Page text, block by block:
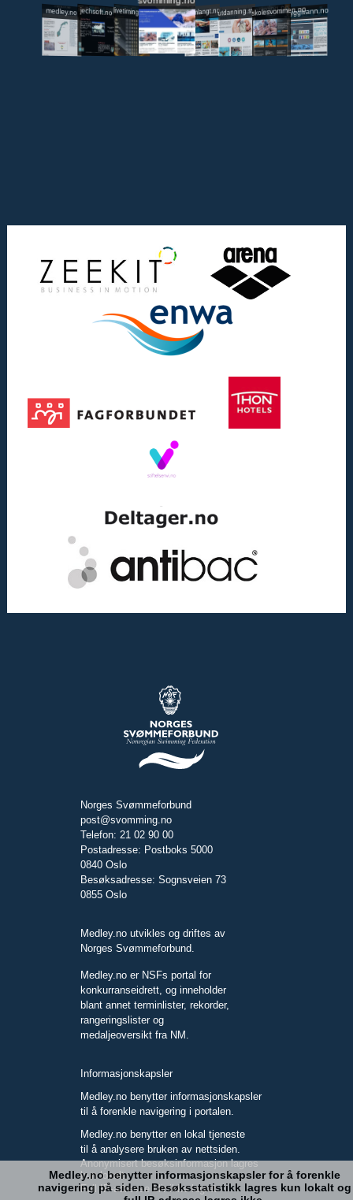
medley.no jechsoft.nolivetiming.medley.no svomlangt.noutdanning.svomming.no
skolesvommen.notryggivann.no
Norges Svømmeforbund
post@svomming.no
Telefon: 21 02 90 00
Postadresse: Postboks 5000
0840 Oslo
Besøksadresse: Sognsveien 73
0855 Oslo
Medley.no utvikles og driftes av
Norges Svømmeforbund.
Medley.no er NSFs portal for
konkurranseidrett, og inneholder
blant annet terminlister, rekorder,
rangeringslister og
medaljeoversikt fra NM.
Informasjonskapsler
Medley.no benytter informasjonskapsler
til å forenkle navigering i portalen.
Medley.no benytter en lokal tjeneste
til å analysere bruken av nettsiden.
Anonymisert besøksinformasjon lagres
kun lokalt.
Full IP-adresse blir ikke lagret.
Medley.no benytter informasjonskapsler for å forenkle
navigering på siden. Besøksstatistikk lagres kun lokalt og